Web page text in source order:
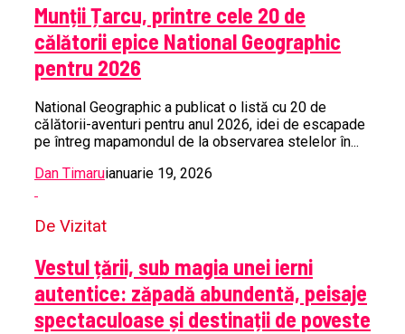
Munții Țarcu, printre cele 20 de
călătorii epice National Geographic
pentru 2026
National Geographic a publicat o listă cu 20 de
călătorii-aventuri pentru anul 2026, idei de escapade
pe întreg mapamondul de la observarea stelelor în...
Dan Timaruianuarie 19, 2026
De Vizitat
Vestul țării, sub magia unei ierni
autentice: zăpadă abundentă, peisaje
spectaculoase și destinații de poveste